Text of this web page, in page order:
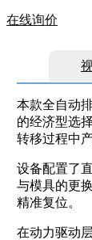
在线询价
本款全自动
的经济型选
转移过程中
设备配置了
与模具的更
精准复位。
在动力驱动